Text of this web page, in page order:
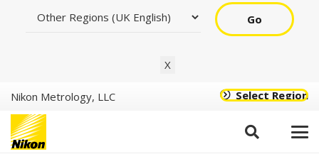
Go
X
Nikon Metrology, LLC Select Region